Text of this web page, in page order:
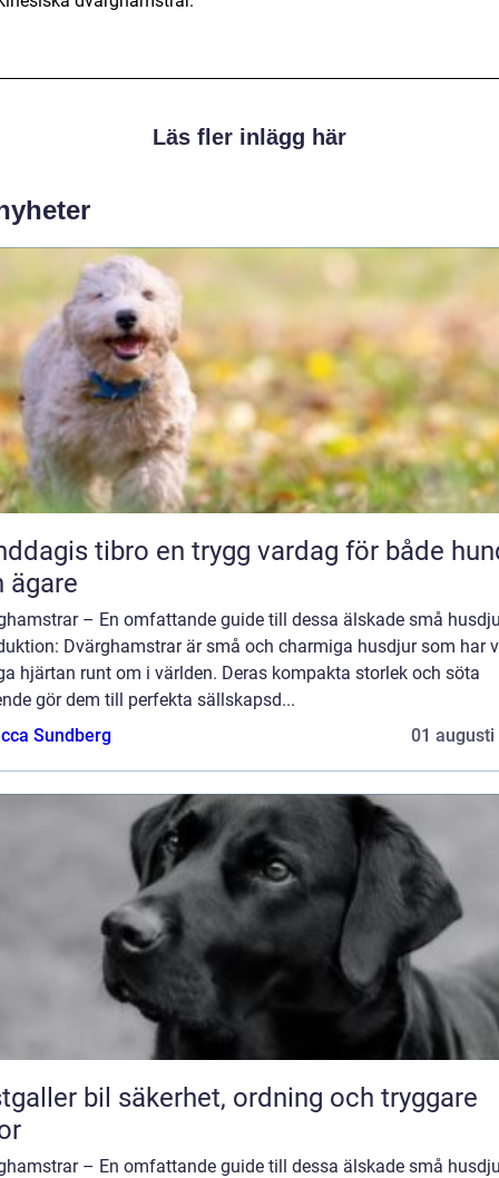
Läs fler inlägg här
en trygg vardag för både hund
ägare
– En omfattande guide till dessa älskade små
Dvärghamstrar är små och charmiga husdjur som har
hjärtan runt om i världen. Deras kompakta storlek och söta
gör dem till perfekta sällskapsd...
Sundberg
01 augusti
ordning och tryggare
– En omfattande guide till dessa älskade små